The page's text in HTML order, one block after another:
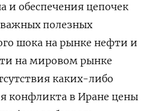
и обеспечения цепочек
полезных
шока на рынке нефти и
на мировом рынке
каких-либо
конфликта в Иране цены